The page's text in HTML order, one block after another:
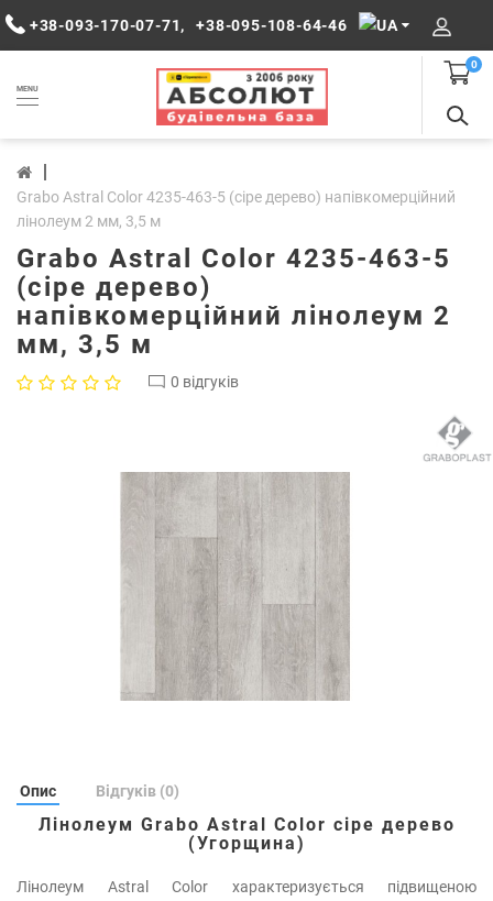
+38-093-170-07-71, +38-095-108-64-46
MENU
0
Grabo Astral Color 4235-463-5 (сіре дерево) напівкомерційний
лінолеум 2 мм, 3,5 м
Grabo Astral Color 4235-463-5
(сіре дерево)
напівкомерційний лінолеум 2
мм, 3,5 м
0 відгуків
Опис Відгуків (0)
Лінолеум Grabo Astral Color сіре дерево
(Угорщина)
Лінолеум Astral Color характеризується підвищеною